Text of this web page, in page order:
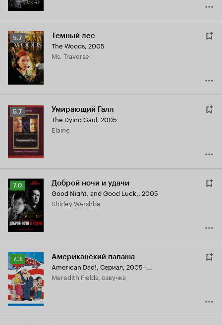
Рейтинг
Кинопоиска
5.7
5.7 Темный лес
The Woods, 2005
Ms. Traverse
Рейтинг
Кинопоиска
5.7
5.7 Умирающий Галл
The Dying Gaul, 2005
Elaine
Рейтинг
Кинопоиска
7.0
7.0 Доброй ночи и удачи
Good Night, and Good Luck., 2005
Shirley Wershba
Рейтинг
Кинопоиска
7.3
7.3 Американский папаша
American Dad!, Сериал, 2005–...
Meredith Fields, озвучка